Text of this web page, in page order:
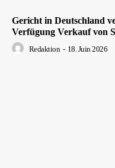
Gericht in Deutschland
Verfügung Verkauf von
Redaktion - 18. Juin 2026